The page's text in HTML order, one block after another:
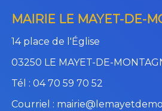
MAIRIE LE MAYET-DE-
14 place de l'Église
03250 LE MAYET-DE-
Tél : 04 70 59 70 52
Courriel :